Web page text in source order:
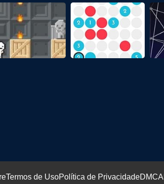
Termos de UsoPolítica de PrivacidadeDMCA